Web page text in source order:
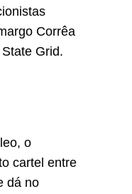
Corrêa
Grid.
o
cartel entre
dá no